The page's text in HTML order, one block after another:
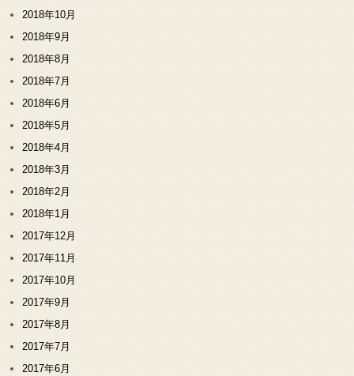
2018年10月
2018年9月
2018年8月
2018年7月
2018年6月
2018年5月
2018年4月
2018年3月
2018年2月
2018年1月
2017年12月
2017年11月
2017年10月
2017年9月
2017年8月
2017年7月
2017年6月